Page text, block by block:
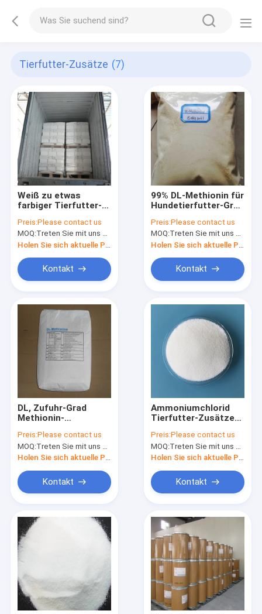
Tierfutter-Zusätze (7)
Weiß zu etwas
farbiger Tierfutter-
Pulver-Titandioxid
Anatase
Preis:Please contact us
MOQ:Treten Sie mit uns bitte in Verbindung
Kontakt
99% DL-Methionin für
Hundetierfutter-Grad
Preis:Please contact us
MOQ:Treten Sie mit uns bitte in Verbindung
Kontakt
DL, Zufuhr-Grad
Methionin-
CASs 59-51-8
Preis:Please contact us
MOQ:Treten Sie mit uns bitte in Verbindung
Kontakt
Ammoniumchlorid
Tierfutter-Zusätze
9
Preis:Please contact us
MOQ:Treten Sie mit uns bitte in Verbindung
Kontakt